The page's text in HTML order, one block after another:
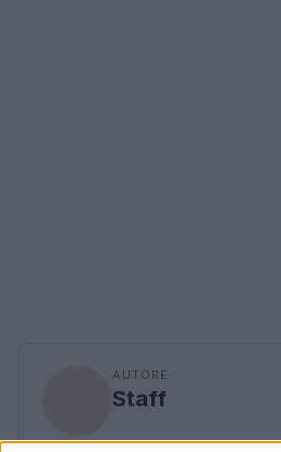
AUTORE
Staff